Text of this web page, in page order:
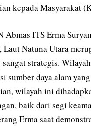
kepada Masyarakat
Abmas ITS Erma
Laut Natuna Utara
sangat strategis.
sumber daya alam
wilayah ini
baik dari segi
Erma saat